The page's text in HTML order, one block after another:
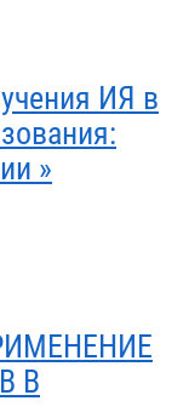
ИЯ в
»
В